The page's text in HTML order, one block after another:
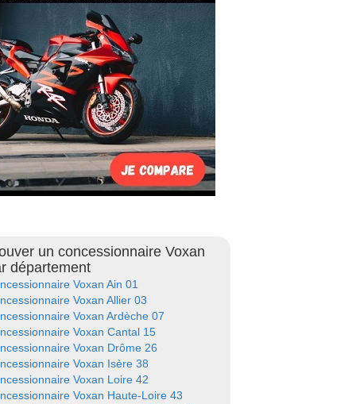
un concessionnaire Voxan
département
Voxan Ain 01
Voxan Allier 03
Voxan Ardèche 07
Voxan Cantal 15
Voxan Drôme 26
Voxan Isère 38
Voxan Loire 42
Voxan Haute-Loire 43